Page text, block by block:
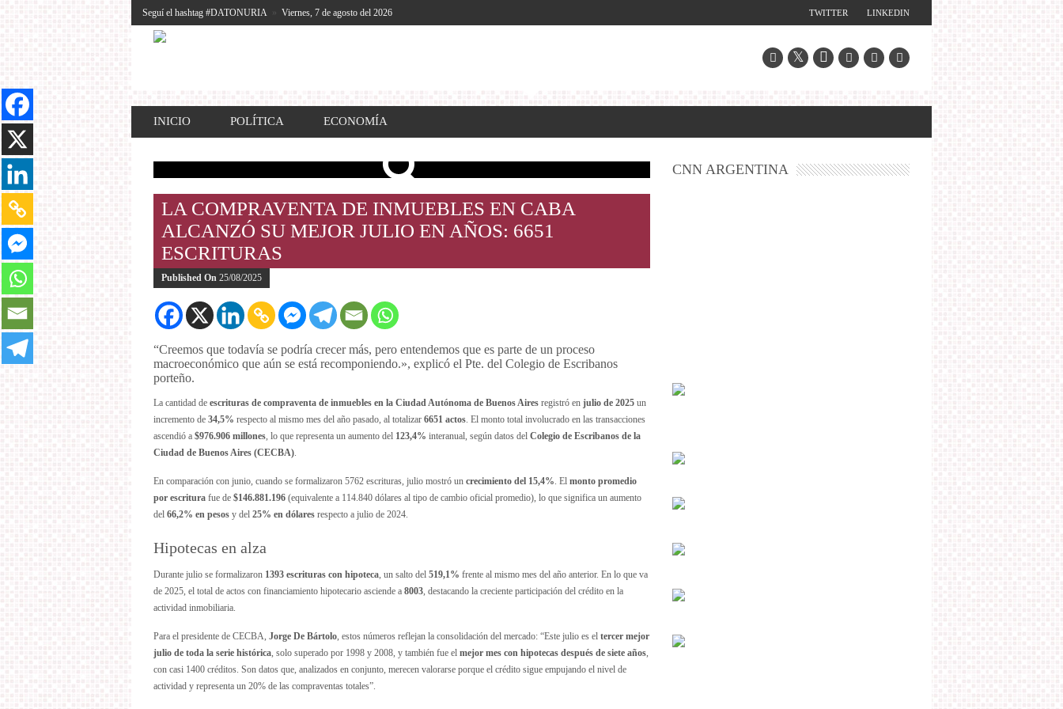
Seguí el hashtag #DATONURIA » Viernes, 7 de agosto del 2026 LINKEDIN
TWITTER
INICIO POLÍTICA ECONOMÍA
LA COMPRAVENTA DE INMUEBLES EN CABA
ALCANZÓ SU MEJOR JULIO EN AÑOS: 6651
ESCRITURAS
Published On 25/08/2025
“Creemos que todavía se podría crecer más, pero entendemos que es parte de un proceso
macroeconómico que aún se está recomponiendo.», explicó el Pte. del Colegio de Escribanos
porteño.
La cantidad de escrituras de compraventa de inmuebles en la Ciudad Autónoma de Buenos Aires registró en julio de 2025 un
incremento de 34,5% respecto al mismo mes del año pasado, al totalizar 6651 actos. El monto total involucrado en las transacciones
ascendió a $976.906 millones, lo que representa un aumento del 123,4% interanual, según datos del Colegio de Escribanos de la
Ciudad de Buenos Aires (CECBA).
En comparación con junio, cuando se formalizaron 5762 escrituras, julio mostró un crecimiento del 15,4%. El monto promedio
por escritura fue de $146.881.196 (equivalente a 114.840 dólares al tipo de cambio oficial promedio), lo que significa un aumento
del 66,2% en pesos y del 25% en dólares respecto a julio de 2024.
Hipotecas en alza
Durante julio se formalizaron 1393 escrituras con hipoteca, un salto del 519,1% frente al mismo mes del año anterior. En lo que va
de 2025, el total de actos con financiamiento hipotecario asciende a 8003, destacando la creciente participación del crédito en la
actividad inmobiliaria.
Para el presidente de CECBA, Jorge De Bártolo, estos números reflejan la consolidación del mercado: “Este julio es el tercer mejor
julio de toda la serie histórica, solo superado por 1998 y 2008, y también fue el mejor mes con hipotecas después de siete años,
con casi 1400 créditos. Son datos que, analizados en conjunto, merecen valorarse porque el crédito sigue empujando el nivel de
actividad y representa un 20% de las compraventas totales”.
CNN ARGENTINA